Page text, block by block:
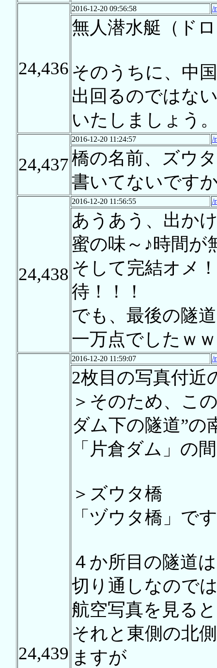
24,436
2016-12-20 09:56:58 /
無人潜水艇（ド
そのうちに、中
出回るのではな
いたしましょう
24,437
2016-12-20 11:24:57 /
橋の名前、ズウ
書いてないです
24,438
2016-12-20 11:56:55 /
あうあう、出か
蜜の味～♪時間が
そして完結オメ
待！！！
でも、最後の隧
一万点でしたｗ
24,439
2016-12-20 11:59:07 /
2枚目の写真付近
＞そのため、こ
ダム下の隧道”の
「片倉ダム」の
＞ズウタ橋
「ヅウタ橋」で
４か所目の隧道
切り通しなので
航空写真を見る
それと東側の北
ますが